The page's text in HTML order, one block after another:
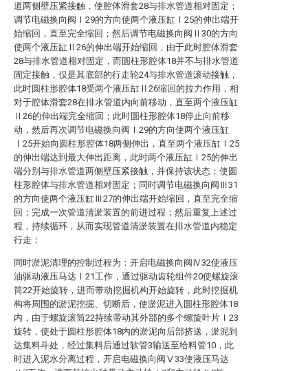
道两侧壁压紧接触，使腔体滑套28与排水管道相对固定；
调节电磁换向阀Ⅰ29的方向使两个液压缸Ⅰ25的伸出端开
始缩回，直至完全缩回；然后调节电磁换向阀Ⅱ30的方向
使两个液压缸Ⅱ26的伸出端开始缩回，由于此时腔体滑套
28与排水管道相对固定，而圆柱形腔体18并不与排水管道
固定接触，仅是其底部的行走轮24与排水管道滚动接触，
此时圆柱形腔体18受两个液压缸Ⅱ26缩回的拉力作用，相
对于腔体滑套28在排水管道内向前移动，直至两个液压缸
Ⅱ26的伸出端完全缩回；此时圆柱形腔体18停止向前移
动，然后再次调节电磁换向阀Ⅰ29的方向使两个液压缸
Ⅰ25开始向圆柱形腔体18两侧伸出，直至两个液压缸Ⅰ25
的伸出端达到最大伸出距离，此时两个液压缸Ⅰ25的伸出
端分别与排水管道两侧壁压紧接触，并保持该状态；使圆
柱形腔体与排水管道相对固定；同时调节电磁换向阀Ⅲ31
的方向使两个液压缸Ⅲ27的伸出端开始缩回，直至完全缩
回；完成一次管道清淤装置的前进过程；然后重复上述过
程，持续循环，从而实现管道清淤装置在排水管道内稳定
行走；
同时淤泥清理的控制过程为：开启电磁换向阀Ⅳ32使液压
油驱动液压马达Ⅰ21工作，通过驱动齿轮组件20使螺旋滚
筒22开始旋转，进而带动挖掘机构开始旋转，此时挖掘机
构将周围的淤泥挖掘、切断后，使淤泥进入圆柱形腔体18
内，由于螺旋滚筒22持续带动其外部的多个螺旋叶片Ⅰ23
旋转，使处于圆柱形腔体18内的淤泥向后部挤送，淤泥到
达集料斗处，经过集料后通过软管3输送至给料管10，此
时进入泥水分离过程，开启电磁换向阀Ⅴ33使液压马达